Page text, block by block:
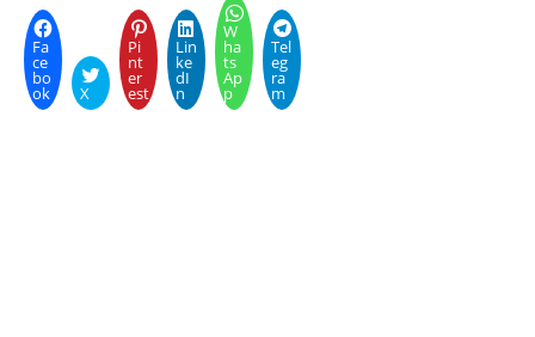
Fa
ce
bo
ok X
Pi
nt
er
est
Lin
ke
dI
n
W
ha
ts
Ap
p
Tel
eg
ra
m